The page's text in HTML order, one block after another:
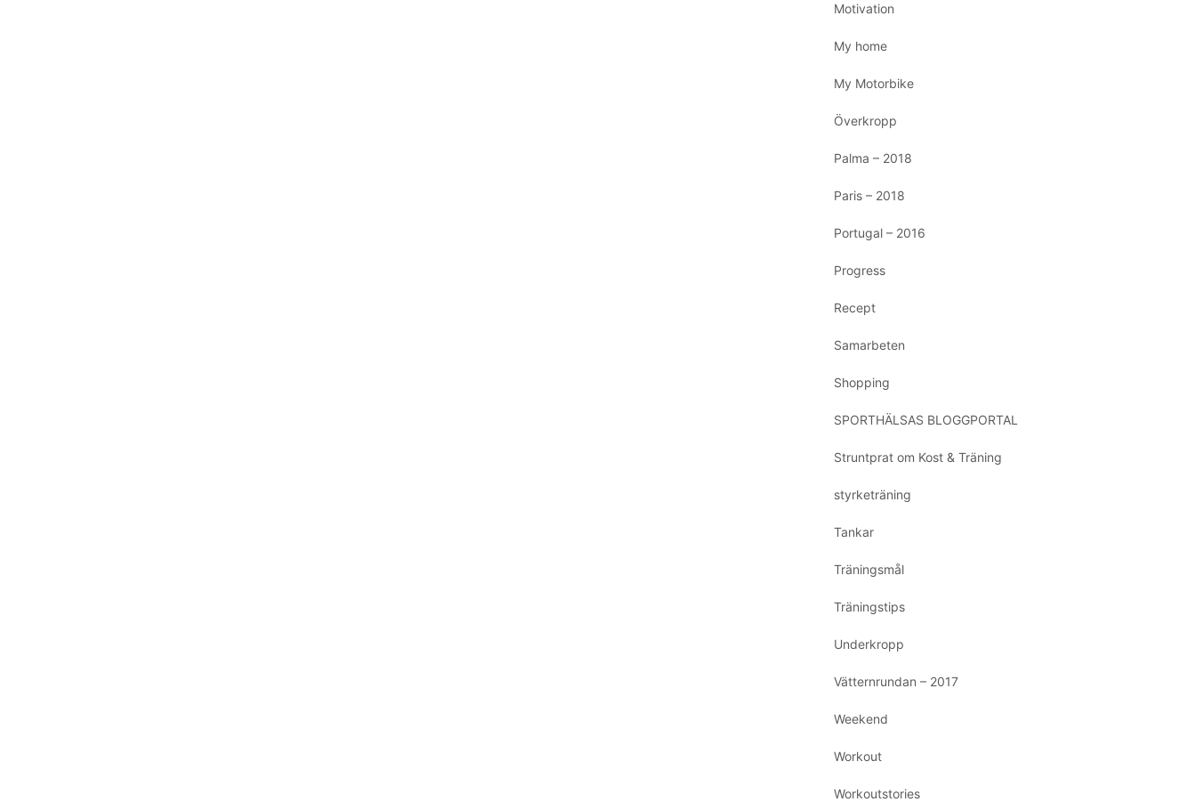
Motivation
My home
My Motorbike
Överkropp
Palma – 2018
Paris – 2018
Portugal – 2016
Progress
Recept
Samarbeten
Shopping
SPORTHÄLSAS BLOGGPORTAL
Struntprat om Kost & Träning
styrketräning
Tankar
Träningsmål
Träningstips
Underkropp
Vätternrundan – 2017
Weekend
Workout
Workoutstories